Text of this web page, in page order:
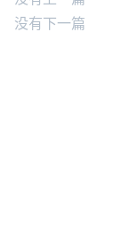
没有下一篇